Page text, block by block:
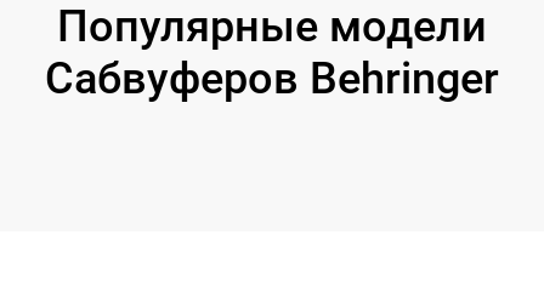
Популярные модели
Сабвуферов Behringer